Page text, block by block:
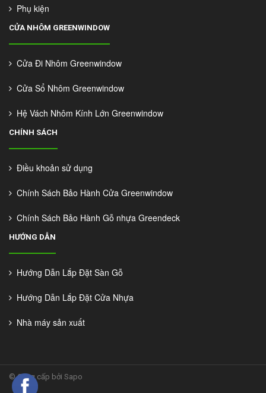
Phụ kiện
CỬA NHÔM GREENWINDOW
Cửa Đi Nhôm Greenwindow
Cửa Sổ Nhôm Greenwindow
Hệ Vách Nhôm Kính Lớn Greenwindow
CHÍNH SÁCH
Điều khoản sử dụng
Chính Sách Bảo Hành Cửa Greenwindow
Chính Sách Bảo Hành Gỗ nhựa Greendeck
HƯỚNG DẪN
Hướng Dẫn Lắp Đặt Sàn Gỗ
Hướng Dẫn Lắp Đặt Cửa Nhựa
Nhà máy sản xuất
©Cung cấp bởi Sapo